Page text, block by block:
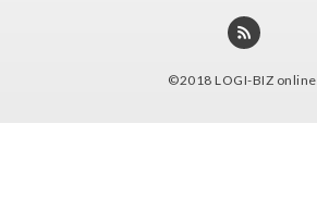
©2018 LOGI-BIZ online